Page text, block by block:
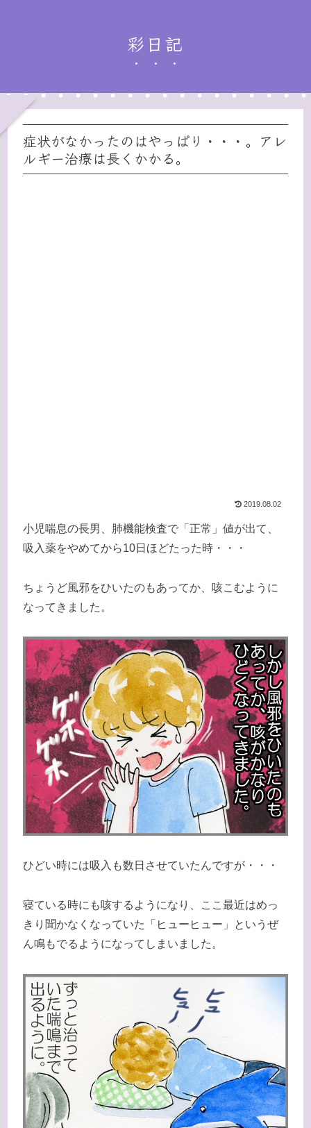
彩日記
症状がなかったのはやっぱり・・・。アレ
ルギー治療は長くかかる。
2019.08.02
小児喘息の長男、肺機能検査で「正常」値が出て、
吸入薬をやめてから10日ほどたった時・・・
ちょうど風邪をひいたのもあってか、咳こむように
なってきました。
ひどい時には吸入も数日させていたんですが・・・
寝ている時にも咳するようになり、ここ最近はめっ
きり聞かなくなっていた「ヒューヒュー」というぜ
ん鳴もでるようになってしまいました。